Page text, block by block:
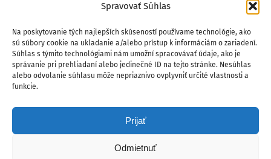
Spravovať Súhlas
Na poskytovanie tých najlepších skúseností používame technológie, ako
sú súbory cookie na ukladanie a/alebo prístup k informáciám o zariadení.
Súhlas s týmito technológiami nám umožní spracovávať údaje, ako je
správanie pri prehliadaní alebo jedinečné ID na tejto stránke. Nesúhlas
alebo odvolanie súhlasu môže nepriaznivo ovplyvniť určité vlastnosti a
funkcie.
Prijať
Odmietnuť